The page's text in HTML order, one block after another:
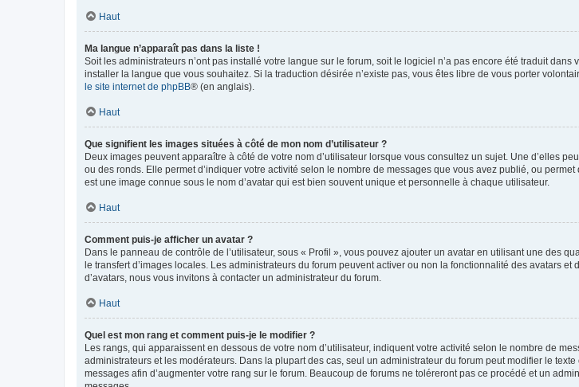
Haut
Ma langue n’apparaît pas dans la liste !
Soit les administrateurs n’ont pas installé votre langue sur le forum, soit le logiciel n’a pas encore été traduit
installer la langue que vous souhaitez. Si la traduction désirée n’existe pas, vous êtes libre de vous porter
le site internet de phpBB® (en anglais).
Haut
Que signifient les images situées à côté de mon nom d’utilisateur ?
Deux images peuvent apparaître à côté de votre nom d’utilisateur lorsque vous consultez un sujet. Une d’elles
ou des ronds. Elle permet d’indiquer votre activité selon le nombre de messages que vous avez publié, ou
est une image connue sous le nom d’avatar qui est bien souvent unique et personnelle à chaque utilisateur.
Haut
Comment puis-je afficher un avatar ?
Dans le panneau de contrôle de l’utilisateur, sous « Profil », vous pouvez ajouter un avatar en utilisant une des
le transfert d’images locales. Les administrateurs du forum peuvent activer ou non la fonctionnalité des avatars
d’avatars, nous vous invitons à contacter un administrateur du forum.
Haut
Quel est mon rang et comment puis-je le modifier ?
Les rangs, qui apparaissent en dessous de votre nom d’utilisateur, indiquent votre activité selon le nombre de
administrateurs et les modérateurs. Dans la plupart des cas, seul un administrateur du forum peut modifier le
messages afin d’augmenter votre rang sur le forum. Beaucoup de forums ne toléreront pas ce procédé et un